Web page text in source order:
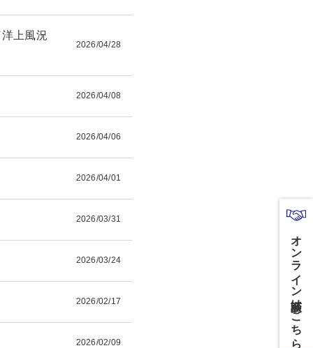
上風況
2026/04/28
2026/04/08
2026/04/06
2026/04/01
2026/03/31
2026/03/24
2026/02/17
2026/02/09 オンライン商談はこちら